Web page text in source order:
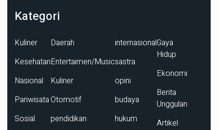
Kategori
Kuliner
Kesehatan
Nasional
Pariwisata
Sosial
Daerah
Entertaimen/Music
Kuliner
Otomotif
pendidikan
internasional
sastra
opini
budaya
hukum
Gaya
Hidup
Ekonomi
Berita
Unggulan
Artikel